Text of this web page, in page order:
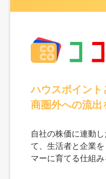
ハウスポイント
商圏外への流出
自社の株価に連動
て、生活者と企業を
マーに育てる仕組み